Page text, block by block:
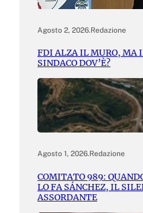
Agosto 2, 2026.Redazione
FDI ALZA IL MURO, MA
SINDACO DOV’È?
Agosto 1, 2026.Redazione
COMITATO 989:
LO FA SÁNCHEZ, IL
ASSORDANTE